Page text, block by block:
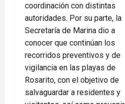
coordinación con distintas
autoridades. Por su parte, la
Secretaría de Marina dio a
conocer que continúan los
recorridos preventivos y de
vigilancia en las playas de
Rosarito, con el objetivo de
salvaguardar a residentes y